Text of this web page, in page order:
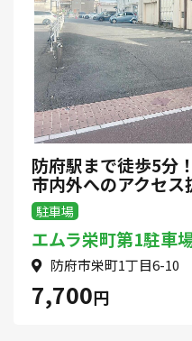
防府駅まで徒歩5分！
市内外へのアクセス
駐車場
エムラ栄町第1駐車
防府市栄町1丁目6-10
7,700円